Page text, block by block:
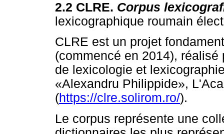
2.2 CLRE. Corpus
lexicographique roumain
CLRE est un projet
(commencé en 2014),
de lexicologie et
«Alexandru Philippide»,
(https://clre.solirom.ro/).
Le corpus représente une